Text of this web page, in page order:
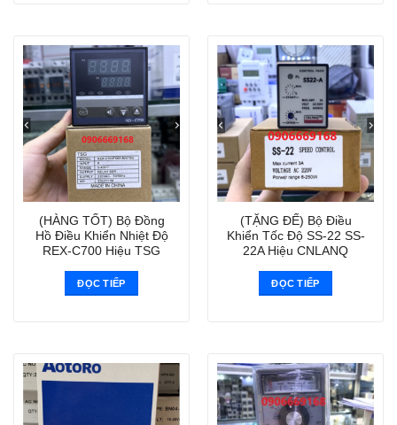
(HÀNG TỐT) Bộ Đồng
Hồ Điều Khiển Nhiệt Độ
REX-C700 Hiệu TSG
ĐỌC TIẾP
(TẶNG ĐẾ) Bộ Điều
Khiển Tốc Độ SS-22 SS-
22A Hiệu CNLANQ
ĐỌC TIẾP